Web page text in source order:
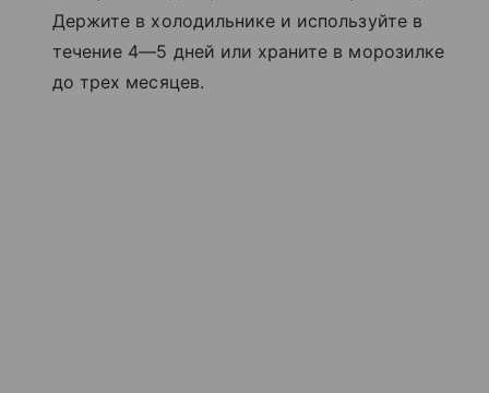
Держите в холодильнике и используйте в
течение 4—5 дней или храните в морозилке
до трех месяцев.